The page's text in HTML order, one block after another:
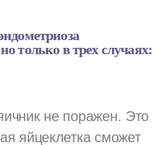
только в трех случаях:
не поражен. Это
яйцеклетка сможет